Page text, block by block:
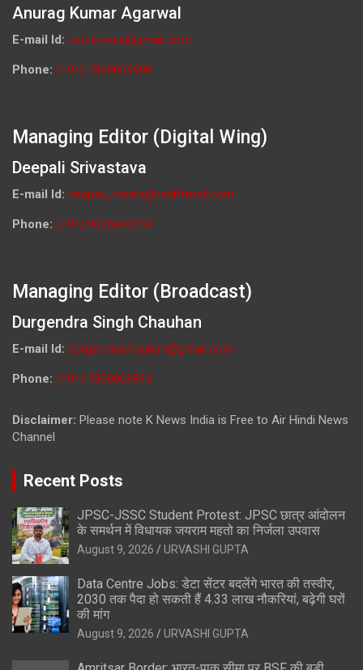
Anurag Kumar Agarwal
E-mail Id: ceo.knews@gmail.com
Phone: (+91) 7800009900
Managing Editor (Digital Wing)
Deepali Srivastava
E-mail Id: deepali_media@rediffmail.com
Phone: (+91) 9026692259
Managing Editor (Broadcast)
Durgendra Singh Chauhan
E-mail Id: durgendrachauhan@gmail.com
Phone: (+91) 7800009813
Disclaimer: Please note K News India is Free to Air Hindi News
Channel
Recent Posts
JPSC-JSSC Student Protest: JPSC छात्र आंदोलन
के समर्थन में विधायक जयराम महतो का निर्जला उपवास
August 9, 2026 URVASHI GUPTA
Data Centre Jobs: डेटा सेंटर बदलेंगे भारत की तस्वीर,
2030 तक पैदा हो सकती हैं 4.33 लाख नौकरियां, बढ़ेगी घरों
की मांग
August 9, 2026 URVASHI GUPTA